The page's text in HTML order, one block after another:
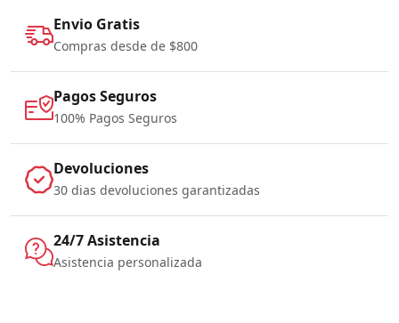
Envio Gratis
Compras desde de $800
Pagos Seguros
100% Pagos Seguros
Devoluciones
30 dias devoluciones garantizadas
24/7 Asistencia
Asistencia personalizada